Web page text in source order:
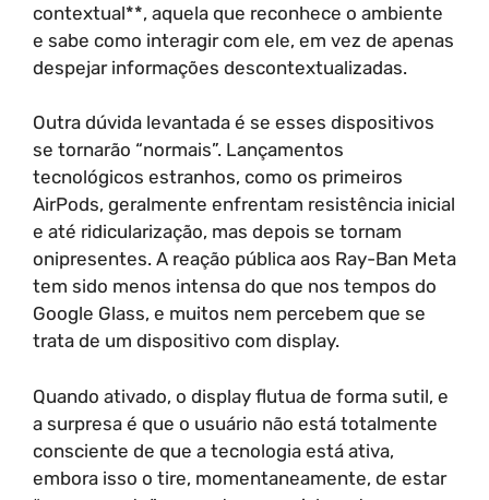
contextual**, aquela que reconhece o ambiente
e sabe como interagir com ele, em vez de apenas
despejar informações descontextualizadas.
Outra dúvida levantada é se esses dispositivos
se tornarão “normais”. Lançamentos
tecnológicos estranhos, como os primeiros
AirPods, geralmente enfrentam resistência inicial
e até ridicularização, mas depois se tornam
onipresentes. A reação pública aos Ray-Ban Meta
tem sido menos intensa do que nos tempos do
Google Glass, e muitos nem percebem que se
trata de um dispositivo com display.
Quando ativado, o display flutua de forma sutil, e
a surpresa é que o usuário não está totalmente
consciente de que a tecnologia está ativa,
embora isso o tire, momentaneamente, de estar